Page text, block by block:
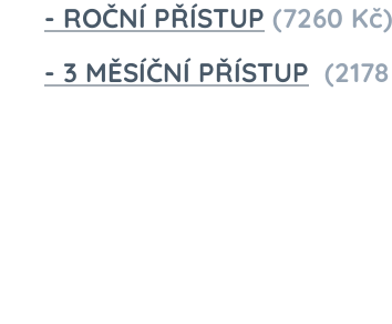
- ROČNÍ PŘÍSTUP (7260 Kč)
- 3 MĚSÍČNÍ PŘÍSTUP